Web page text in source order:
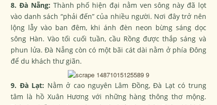
8. Đà Nẵng: Thành phố hiện đại nằm ven sông này đã lọt
vào danh sách “phải đến” của nhiều người. Nơi đây trở nên
lộng lẫy vào ban đêm, khi ánh đèn neon bừng sáng dọc
sông Hàn. Vào tối cuối tuần, cầu Rồng được thắp sáng và
phun lửa. Đà Nẵng còn có một bãi cát dài nằm ở phía Đông
để du khách thư giãn.
9. Đà Lạt: Nằm ở cao nguyên Lâm Đồng, Đà Lạt có trung
tâm là hồ Xuân Hương với những hàng thông thơ mộng.